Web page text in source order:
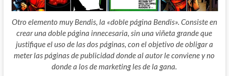
Otro elemento muy Bendis, la «doble página Bendis». Consiste en
crear una doble página innecesaria, sin una viñeta grande que
justifique el uso de las dos páginas, con el objetivo de obligar a
meter las páginas de publicidad donde al autor le conviene y no
donde a los de marketing les de la gana.